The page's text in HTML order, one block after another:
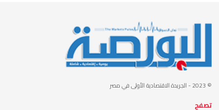
© 2023 - الجريدة الاقتصادية الأولى في مصر
تصفح